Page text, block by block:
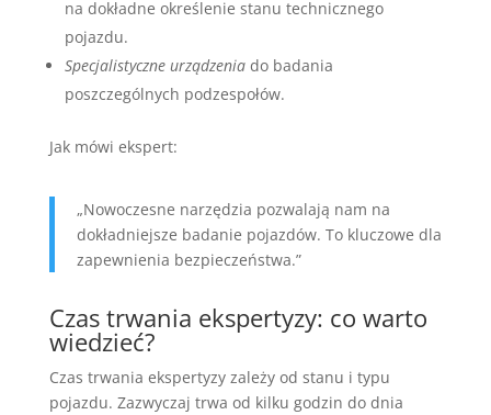
na dokładne określenie stanu technicznego
pojazdu.
Specjalistyczne urządzeniado badania
poszczególnych podzespołów.
Jak mówi ekspert:
„Nowoczesne narzędzia pozwalają nam na
dokładniejsze badanie pojazdów. To kluczowe dla
zapewnienia bezpieczeństwa.”
Czas trwania ekspertyzy: co warto
wiedzieć?
Czas trwania ekspertyzy zależy od stanu i typu
pojazdu. Zazwyczaj trwa od kilku godzin do dnia